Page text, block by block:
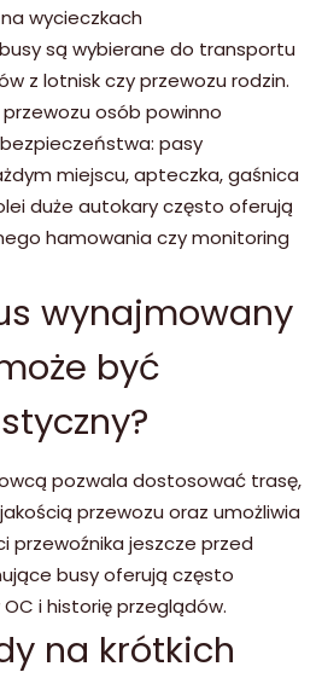
wycieczkach
są wybierane do transportu
z lotnisk czy przewozu rodzin.
osób powinno
pasy
miejscu, apteczka, gaśnica
duże autokary często oferują
hamowania czy monitoring
wynajmowany
być
pozwala dostosować trasę,
przewozu oraz umożliwia
przewoźnika jeszcze przed
busy oferują często
i historię przeglądów.
na krótkich